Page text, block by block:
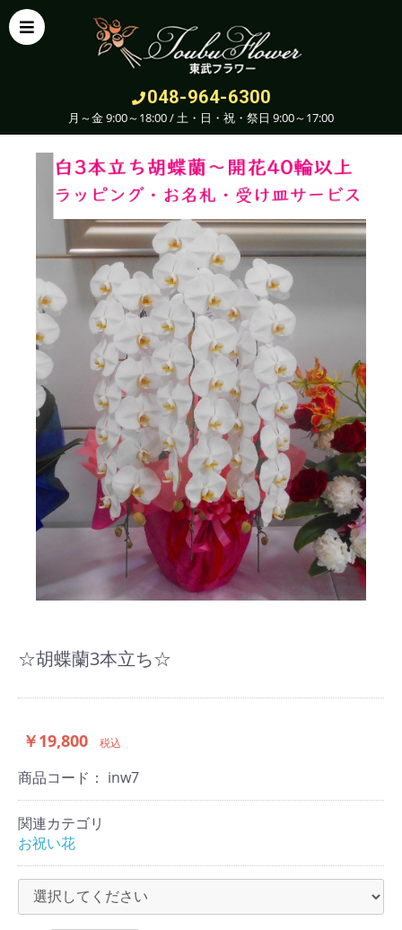
048-964-6300
月～金 9:00～18:00 / 土・日・祝・祭日 9:00～17:00
☆胡蝶蘭3本立ち☆
￥19,800 税込
商品コード： inw7
関連カテゴリ
お祝い花